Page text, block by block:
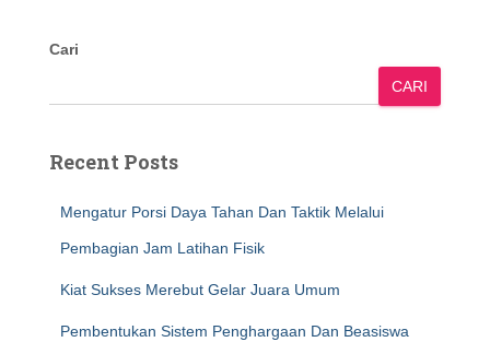
Cari
CARI
Recent Posts
Mengatur Porsi Daya Tahan Dan Taktik Melalui
Pembagian Jam Latihan Fisik
Kiat Sukses Merebut Gelar Juara Umum
Pembentukan Sistem Penghargaan Dan Beasiswa